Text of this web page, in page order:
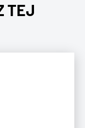
TEJ